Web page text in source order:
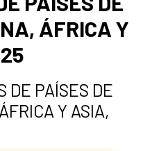
ÁFRICA Y
DE PAÍSES DE
Y ASIA,